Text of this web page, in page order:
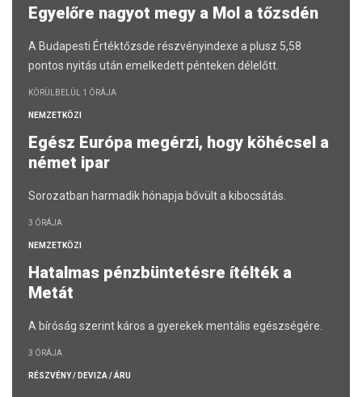
Egyelőre nagyot megy a Mol a tőzsdén
A Budapesti Értéktőzsde részvényindexe a plusz 5,58
pontos nyitás után emelkedett pénteken délelőtt.
KÖRÜLBELÜL 1 ÓRÁJA
NEMZETKÖZI
Egész Európa megérzi, hogy köhécsel a
német ipar
Sorozatban harmadik hónapja bővült a kibocsátás.
3 ÓRÁJA
NEMZETKÖZI
Hatalmas pénzbüntetésre ítélték a
Metát
A bíróság szerint káros a gyerekek mentális egészségére.
3 ÓRÁJA
RÉSZVÉNY / DEVIZA / ÁRU